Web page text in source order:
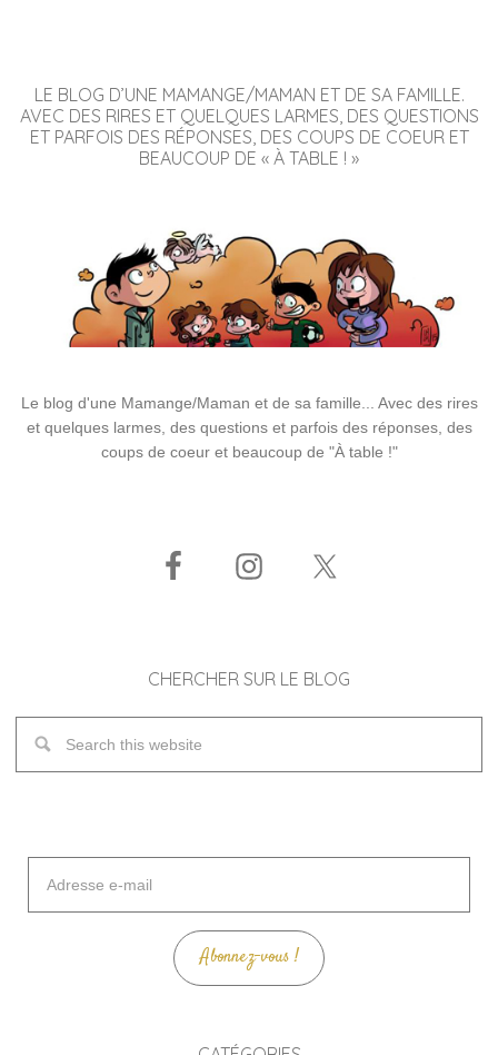
LE BLOG D’UNE MAMANGE/MAMAN ET DE SA FAMILLE.
AVEC DES RIRES ET QUELQUES LARMES, DES QUESTIONS
ET PARFOIS DES RÉPONSES, DES COUPS DE COEUR ET
BEAUCOUP DE « À TABLE ! »
Le blog d'une Mamange/Maman et de sa famille... Avec des rires
et quelques larmes, des questions et parfois des réponses, des
coups de coeur et beaucoup de "À table !"
CHERCHER SUR LE BLOG
mail
Abonnez-vous !